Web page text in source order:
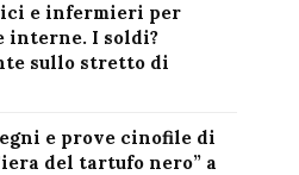
e infermieri per
interne. I soldi?
sullo stretto di
e prove cinofile di
del tartufo nero” a